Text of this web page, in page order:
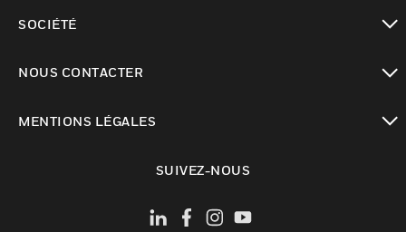
SOCIÉTÉ
NOUS CONTACTER
MENTIONS LÉGALES
SUIVEZ-NOUS